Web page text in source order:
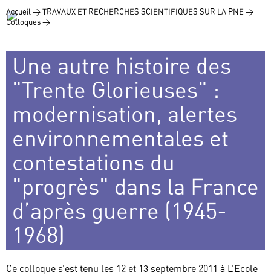
Accueil >TRAVAUX ET RECHERCHES SCIENTIFIQUES SUR LA PNE >
Colloques >
Une autre histoire des
"Trente Glorieuses" :
modernisation, alertes
environnementales et
contestations du
"progrès" dans la France
d’après guerre (1945-
1968)
Ce colloque s’est tenu les 12 et 13 septembre 2011 à L’Ecole